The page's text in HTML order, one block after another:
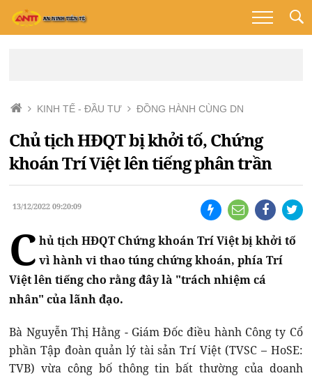
KINH TẾ - ĐẦU TƯ ĐỒNG HÀNH CÙNG DN
Chủ tịch HĐQT bị khởi tố, Chứng
khoán Trí Việt lên tiếng phân trần
13/12/2022 09:20:09
C hủ tịch HĐQT Chứng khoán Trí Việt bị khởi tố
vì hành vi thao túng chứng khoán, phía Trí
Việt lên tiếng cho rằng đây là "trách nhiệm cá
nhân" của lãnh đạo.
Bà Nguyễn Thị Hằng - Giám Đốc điều hành Công ty Cổ
phần Tập đoàn quản lý tài sản Trí Việt (TVSC – HoSE:
TVB) vừa công bố thông tin bất thường của doanh